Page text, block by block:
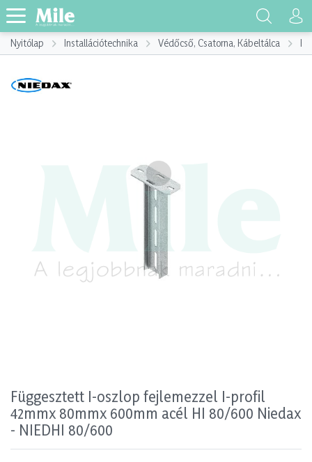
Nyitólap Installációtechnika Védőcső, Csatorna, Kábeltálca
Függesztett I-oszlop fejlemezzel I-profil
42mmx 80mmx 600mm acél HI 80/600 Niedax
- NIEDHI 80/600